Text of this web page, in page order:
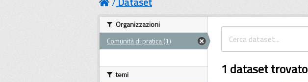
1 dataset trovato
Organizzazioni
Comunità di pratica (1)
temi